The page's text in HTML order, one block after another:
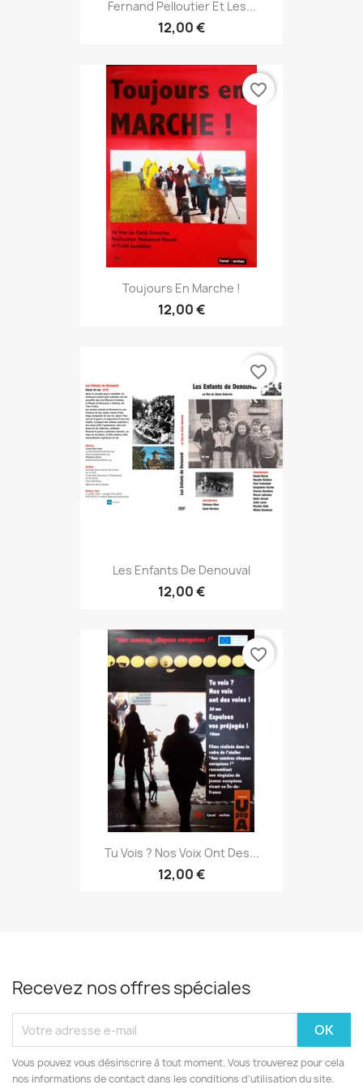
Fernand Pelloutier Et Les...
12,00 €
Toujours En Marche !
12,00 €
favorite_border
Les Enfants De Denouval
12,00 €
favorite_border
Tu Vois ? Nos Voix Ont Des...
12,00 €
favorite_border
Recevez nos offres spéciales
Vous pouvez vous désinscrire à tout moment. Vous trouverez pour cela
nos informations de contact dans les conditions d'utilisation du site.